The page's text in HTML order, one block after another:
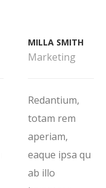
MILLA SMITH
Marketing
Redantium,
totam rem
aperiam,
eaque ipsa qu
ab illo